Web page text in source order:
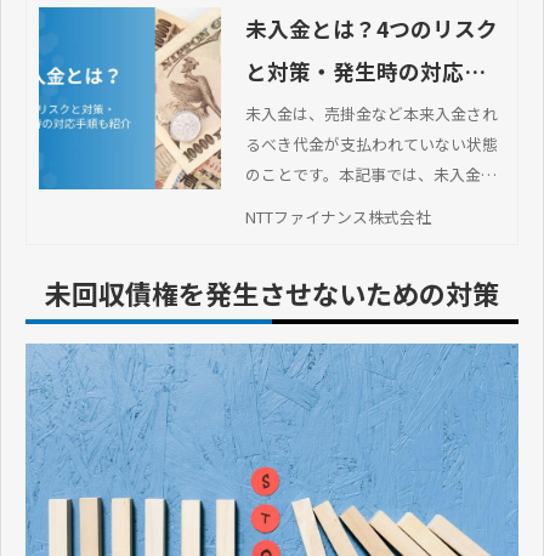
未入金とは？4つのリスク
と対策・発生時の対応手
順も紹介
未入金は、売掛金など本来入金され
るべき代金が支払われていない状態
のことです。本記事では、未入金で
お悩みの方に向けて、具体的な対応
NTTファイナンス株式会社
未回収債権を発生させないための対策